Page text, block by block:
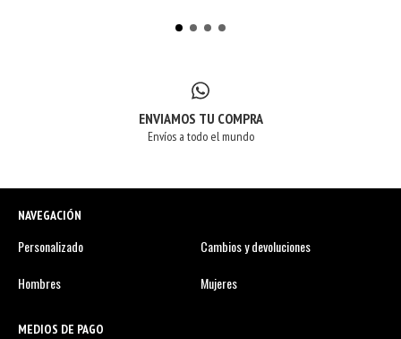
ENVIAMOS TU COMPRA
Envíos a todo el mundo
NAVEGACIÓN
Personalizado
Cambios y devoluciones
Hombres
Mujeres
MEDIOS DE PAGO